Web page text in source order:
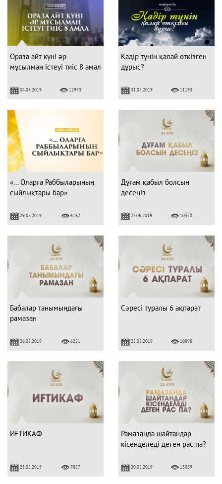
Ораза айт күні әр
мұсылман істеуі тиіс 8 амал
04.06.2019 12973
Қадір түнін қалай өткізген
дұрыс?
31.05.2019 11193
«... Оларға Раббыларының
сыйлықтары бар»
29.05.2019 6162
Дұғам қабыл болсын
десеңіз
27.05.2019 10370
Бабалар танымындағы
рамазан
26.05.2019 6251
Сәресі туралы 6 ақпарат
25.05.2019 10895
ИҒТИКАФ
23.05.2019 7857
Рамазанда шайтандар
кісенделеді деген рас па?
20.05.2019 13089